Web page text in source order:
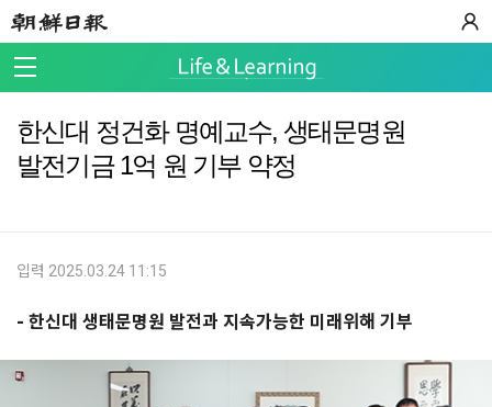
한신대 정건화 명예교수, 생태문명원
발전기금 1억 원 기부 약정
입력 2025.03.24 11:15
- 한신대 생태문명원 발전과 지속가능한 미래위해 기부